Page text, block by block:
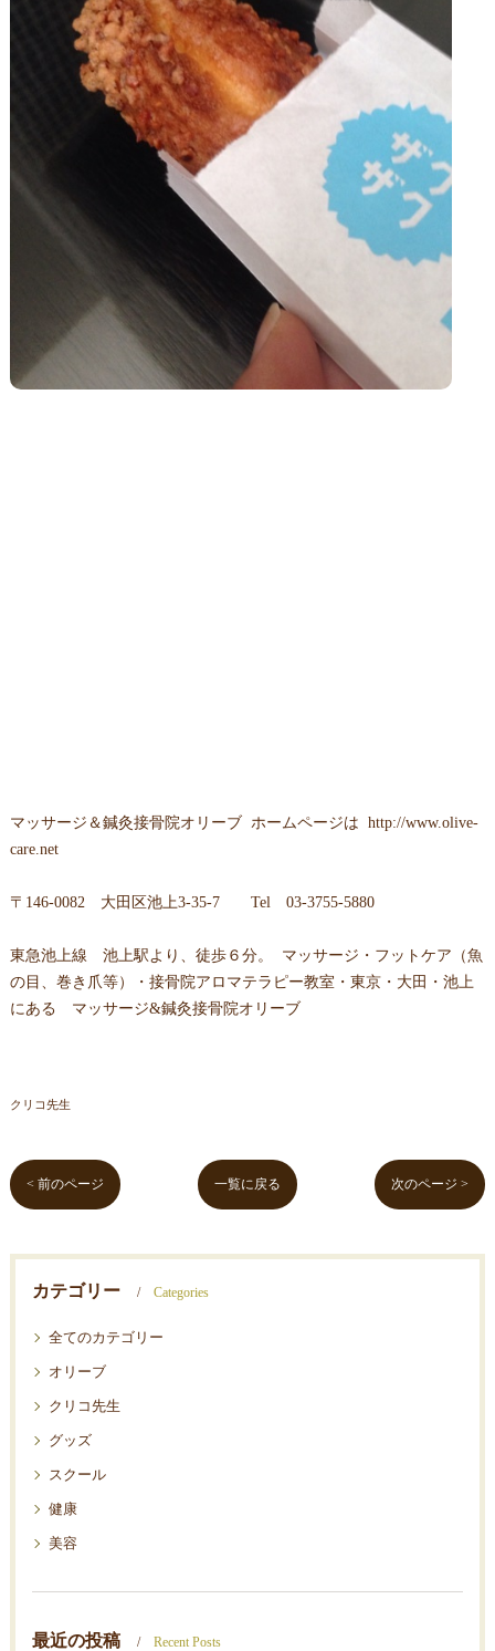
マッサージ＆鍼灸接骨院オリーブ ホームページは http://www.olive-
care.net
〒146-0082 大田区池上3-35-7 Tel 03-3755-5880
東急池上線 池上駅より、徒歩６分。 マッサージ・フットケア（魚
の目、巻き爪等）・接骨院アロマテラピー教室・東京・大田・池上
にある マッサージ&鍼灸接骨院オリーブ
クリコ先生
< 前のページ 一覧に戻る 次のページ >
カテゴリー Categories
全てのカテゴリー
オリーブ
クリコ先生
グッズ
スクール
健康
美容
最近の投稿 Recent Posts